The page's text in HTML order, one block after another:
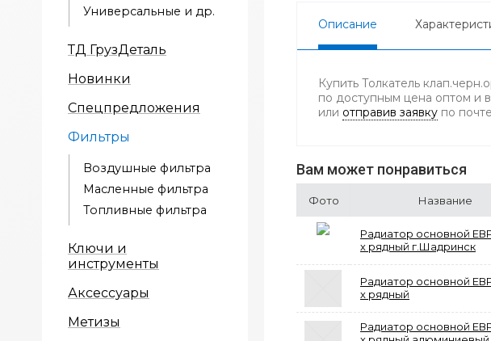
Универсальные и др.
ТД ГрузДеталь
Новинки
Спецпредложения
Фильтры
Воздушные фильтра
Масленные фильтра
Топливные фильтра
Ключи и
инструменты
Аксессуары
Метизы
Описание
Купить Толкатель
по доступным цена оптом и
или отправив заявку по
Вам может понравиться
Фото Название
Радиатор основной
х рядный г.Шадринск
Радиатор основной
х рядный
Радиатор основной